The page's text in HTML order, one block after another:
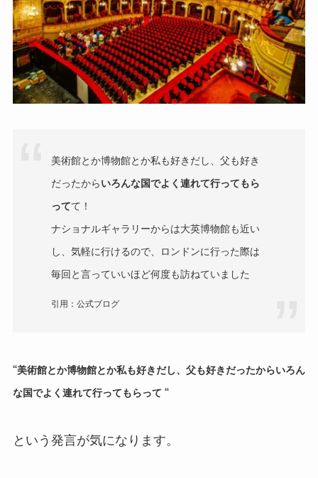
美術館とか博物館とか私も好きだし、父も好き
だったからいろんな国でよく連れて行ってもら
ってて！
ナショナルギャラリーからは大英博物館も近い
し、気軽に行けるので、ロンドンに行った際は
毎回と言っていいほど何度も訪ねていました
引用：公式ブログ
“美術館とか博物館とか私も好きだし、父も好きだったからいろん
な国でよく連れて行ってもらって “
という発言が気になります。